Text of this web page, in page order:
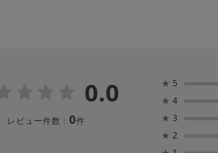
0.0
レビュー件数： 0件
★ 5
★ 4
★ 3
★ 2